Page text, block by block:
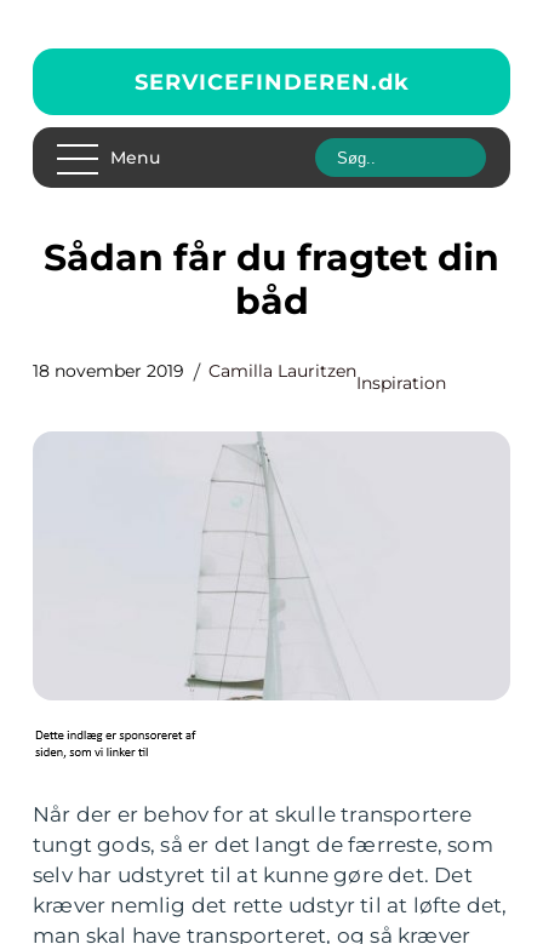
SERVICEFINDEREN.dk
Menu
Sådan får du fragtet din
båd
18 november 2019 Camilla Lauritzen
Inspiration
Når der er behov for at skulle transportere
tungt gods, så er det langt de færreste, som
selv har udstyret til at kunne gøre det. Det
kræver nemlig det rette udstyr til at løfte det,
man skal have transporteret, og så kræver